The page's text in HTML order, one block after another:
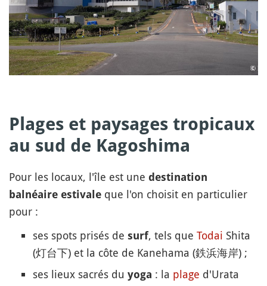
Plages et paysages tropicaux
au sud de Kagoshima
Pour les locaux, l'île est une destination
balnéaire estivale que l'on choisit en particulier
pour :
ses spots prisés de surf, tels que Todai Shita
(灯台下) et la côte de Kanehama (鉄浜海岸) ;
ses lieux sacrés du yoga : la plage d'Urata